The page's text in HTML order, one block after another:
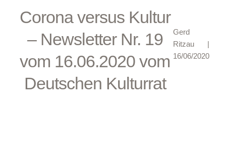
Corona versus Kultur
– Newsletter Nr. 19
vom 16.06.2020 vom
Deutschen Kulturrat
Gerd
Ritzau |
16/06/2020